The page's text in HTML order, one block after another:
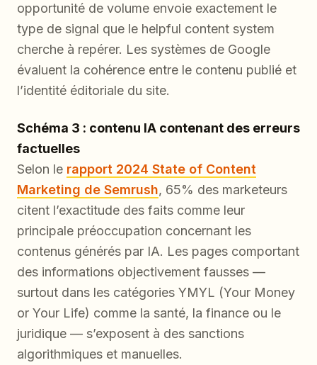
opportunité de volume envoie exactement le
type de signal que le helpful content system
cherche à repérer. Les systèmes de Google
évaluent la cohérence entre le contenu publié et
l’identité éditoriale du site.
Schéma 3 : contenu IA contenant des erreurs
factuelles
Selon le rapport 2024 State of Content
Marketing de Semrush, 65% des marketeurs
citent l’exactitude des faits comme leur
principale préoccupation concernant les
contenus générés par IA. Les pages comportant
des informations objectivement fausses —
surtout dans les catégories YMYL (Your Money
or Your Life) comme la santé, la finance ou le
juridique — s’exposent à des sanctions
algorithmiques et manuelles.